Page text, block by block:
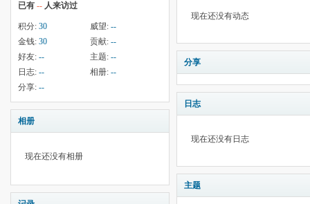
已有 -- 人来访过
积分: 30 威望: --
金钱: 30 贡献: --
好友: -- 主题: --
日志: -- 相册: --
分享: --
相册
现在还没有相册
现在还没有动态
分享
日志
现在还没有日志
主题